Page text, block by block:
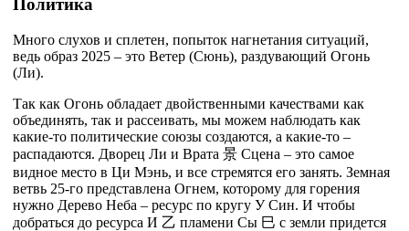
Политика
Много слухов и сплетен, попыток нагнетания ситуаций,
ведь образ 2025 – это Ветер (Сюнь), раздувающий Огонь
(Ли).
Так как Огонь обладает двойственными качествами как
объединять, так и рассеивать, мы можем наблюдать как
какие-то политические союзы создаются, а какие-то –
распадаются. Дворец Ли и Врата 景 Сцена – это самое
видное место в Ци Мэнь, и все стремятся его занять. Земная
ветвь 25-го представлена Огнем, которому для горения
нужно Дерево Неба – ресурс по кругу У Син. И чтобы
добраться до ресурса И 乙 пламени Сы 巳 с земли придется